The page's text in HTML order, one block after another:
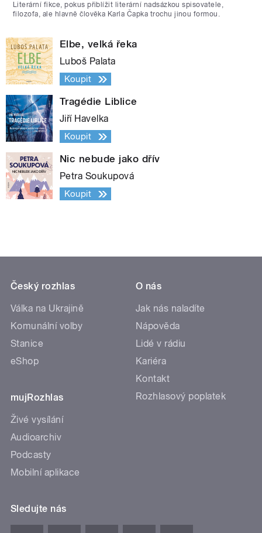
Literární fikce, pokus přiblížit literární nadsázkou spisovatele,
filozofa, ale hlavně člověka Karla Čapka trochu jinou formou.
Elbe, velká řeka
Luboš Palata
Koupit
Tragédie Liblice
Jiří Havelka
Koupit
Nic nebude jako dřív
Petra Soukupová
Koupit
Český rozhlas
Válka na Ukrajině
Komunální volby
Stanice
eShop
mujRozhlas
Živé vysílání
Audioarchiv
Podcasty
Mobilní aplikace
O nás
Jak nás naladíte
Nápověda
Lidé v rádiu
Kariéra
Kontakt
Rozhlasový poplatek
Sledujte nás